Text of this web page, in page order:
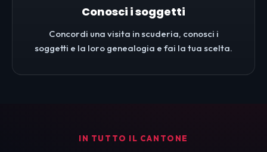
Conosci i soggetti
Concordi una visita in scuderia, conosci i
soggetti e la loro genealogia e fai la tua scelta.
IN TUTTO IL CANTONE